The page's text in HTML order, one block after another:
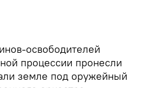
освободителей
процессии пронесли
земле под оружейный